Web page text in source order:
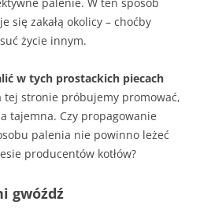
się zakałą okolicy – choćby
życie innym.
w tych prostackich piecach
tej stronie próbujemy promować,
tajemna. Czy propagowanie
palenia nie powinno leżeć
producentów kotłów?
gwóźdź